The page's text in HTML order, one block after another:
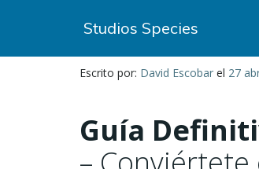
Studios Species
Escrito por: David Escobar el 27
Guía